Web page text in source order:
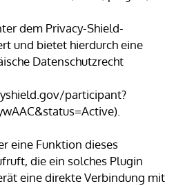
dem Privacy-Shield-
und bietet hierdurch eine
Datenschutzrecht
participant?
eine Funktion dieses
die ein solches Plugin
eine direkte Verbindung mit